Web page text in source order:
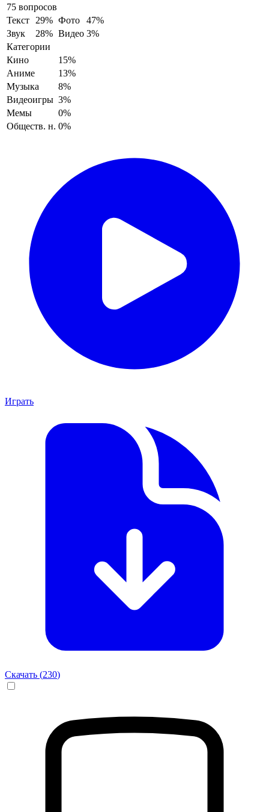
75 вопросов
Текст
29% Фото
47%
Звук
28% Видео 3%
Категории
Кино
15%
Аниме
13%
Музыка
8%
Видеоигры 3%
Мемы
0%
Обществ. н. 0%
Играть
Скачать (230)